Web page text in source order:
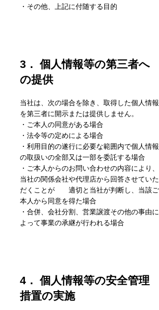
・その他、上記に付随する目的
3． 個人情報等の第三者へ
の提供
当社は、次の場合を除き、取得した個人情報
を第三者に開示または提供しません。
・ご本人の同意がある場合
・法令等の定めによる場合
・利用目的の遂行に必要な範囲内で個人情報
の取扱いの全部又は一部を委託する場合
・ご本人からのお問い合わせの内容により、
当社の関係会社や代理店から回答させていた
だくことが 適切と当社が判断し、当該ご
本人から同意を得た場合
・合併、会社分割、営業譲渡その他の事由に
よって事業の承継が行われる場合
4． 個人情報等の安全管理
措置の実施